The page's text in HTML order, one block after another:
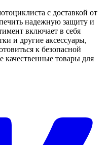
с доставкой от
надежную защиту и
включает в себя
и другие аксессуары,
к безопасной
качественные товары для